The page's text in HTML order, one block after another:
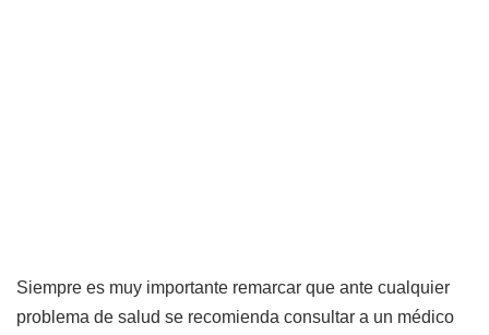
Siempre es muy importante remarcar que ante cualquier
problema de salud se recomienda consultar a un médico